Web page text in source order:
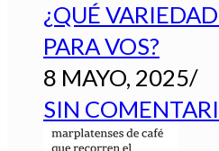
¿QUÉ
PARA VOS?
8 MAYO, 2025/
SIN